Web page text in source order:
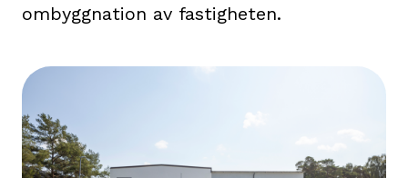
ombyggnation av fastigheten.